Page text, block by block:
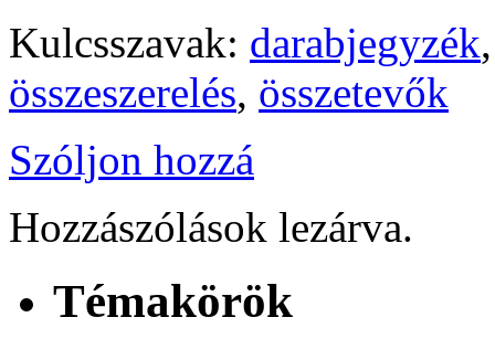
Kulcsszavak: darabjegyzék
összeszerelés, összetevők
Szóljon hozzá
Hozzászólások lezárva.
Témakörök